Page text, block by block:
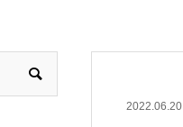
2022.06.20